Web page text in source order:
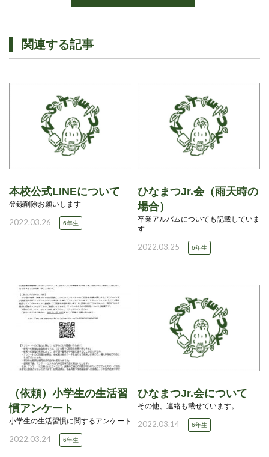
関連する記事
本校公式LINEについて
登録削除お願いします
2022.03.26 6年生
ひなまつJr.会（雨天時の
場合）
卒業アルバムについても記載していま
す
2022.03.25 6年生
（依頼）小学生の生活習
慣アンケート
小学生の生活習慣に関するアンケート
2022.03.24 6年生
ひなまつJr.会について
その他、連絡も載せています。
2022.03.14 6年生